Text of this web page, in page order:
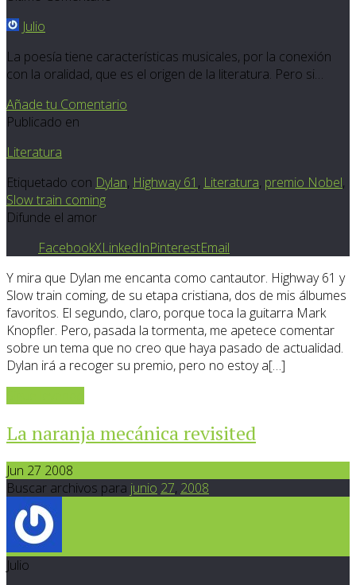
Julio
La poesía tiene características musicales, por la conexión
con la oralidad, que es el origen de la literatura. Pero si…
Añade tu Comentario
Publicado en
Literatura
Etiquetado con Dylan, Highway 61 , Literatura, premio Nobel,
Slow train coming
Difunde el amor
FacebookXLinkedInPinterestEmail
Y mira que Dylan me encanta como cantautor. Highway 61 y
Slow train coming, de su etapa cristiana, dos de mis álbumes
favoritos. El segundo, claro, porque toca la guitarra Mark
Knopfler. Pero, pasada la tormenta, me apetece comentar
sobre un tema que no creo que haya pasado de actualidad.
Dylan irá a recoger su premio, pero no estoy a[…]
La naranja mecánica revisited
Jun 27 2008
Buscar archivos para junio 27, 2008
Julio